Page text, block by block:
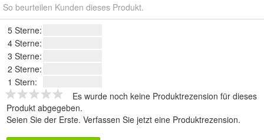
So beurteilen Kunden dieses Produkt.
5 Sterne:
4 Sterne:
3 Sterne:
2 Sterne:
1 Stern:
Es wurde noch keine Produktrezension für dieses
Produkt abgegeben.
Seien Sie der Erste. Verfassen Sie jetzt eine Produktrezension.